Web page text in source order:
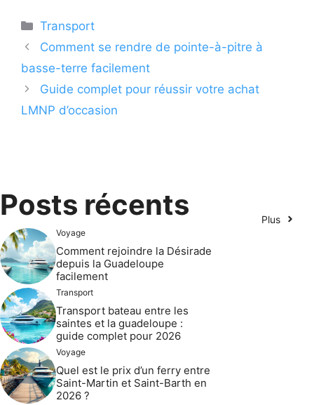
Catégories
Transport
Comment se rendre de pointe-à-pitre à
basse-terre facilement
Guide complet pour réussir votre achat
LMNP d’occasion
Posts récents Plus
Voyage
Comment rejoindre la Désirade
depuis la Guadeloupe
facilement
Transport
Transport bateau entre les
saintes et la guadeloupe :
guide complet pour 2026
Voyage
Quel est le prix d’un ferry entre
Saint-Martin et Saint-Barth en
2026 ?